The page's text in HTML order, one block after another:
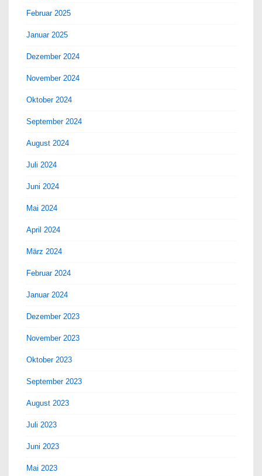
Februar 2025
Januar 2025
Dezember 2024
November 2024
Oktober 2024
September 2024
August 2024
Juli 2024
Juni 2024
Mai 2024
April 2024
März 2024
Februar 2024
Januar 2024
Dezember 2023
November 2023
Oktober 2023
September 2023
August 2023
Juli 2023
Juni 2023
Mai 2023